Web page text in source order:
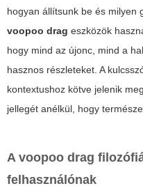
hogyan állítsunk be és milyen
voopoo drag eszközök
hogy mind az újonc, mind a
hasznos részleteket. A
kontextushoz kötve jelenik
jellegét anélkül, hogy
A voopoo drag
felhasználónak